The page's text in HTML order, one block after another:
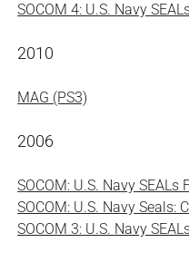
SOCOM 4: U.S. Navy
2010
MAG (PS3)
2006
SOCOM: U.S. Navy SEALs
SOCOM: U.S. Navy Seals:
SOCOM 3: U.S. Navy